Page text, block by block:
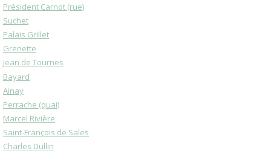
Président Carnot (rue)
Suchet
Palais Grillet
Grenette
Jean de Tournes
Bayard
Ainay
Perrache (quai)
Marcel Rivière
Saint-François de Sales
Charles Dullin